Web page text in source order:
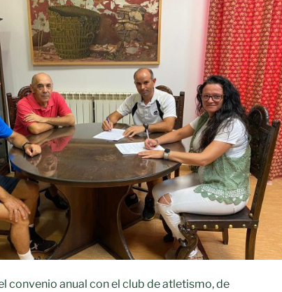
convenio anual con el club de atletismo, de